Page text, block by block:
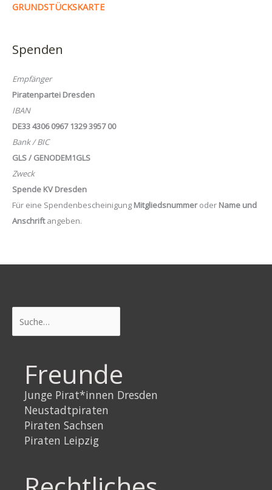
GRUNDSTÜCKSKARTE
Spenden
Empfänger
Piratenpartei Dresden
IBAN
DE33 4306 0967 1329 3957 00
Bank / BIC
GLS / GENODEM1GLS
Zweck
Spende KV Dresden
Für eine Spendenbescheinigung Mitgliedsnummeroder Name und
Anschriftangeben.
Freunde
Junge Pirat*innen Dresden
Neustadtpiraten
Piraten Sachsen
Piraten Leipzig